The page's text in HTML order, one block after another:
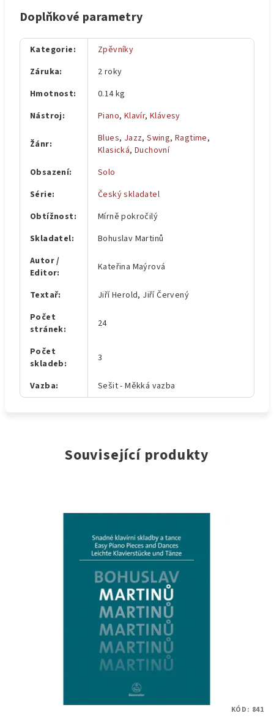
Doplňkové parametry
Kategorie:
Zpěvníky
Záruka:
2 roky
Hmotnost:
0.14 kg
Nástroj: Piano, Klavír,Klávesy
Žánr: Blues, Jazz,Swing,Ragtime,
Klasická,Duchovní
Obsazení:
Solo
Série:
Český skladatel
Obtížnost:
Mírně pokročilý
Skladatel:
Bohuslav Martinů
Autor /
Editor: Kateřina Maýrová
Textař:
Jiří Herold, Jiří Červený
Počet
stránek: 24
Počet
skladeb: 3
Vazba: Sešit - Měkká vazba
Související produkty
KÓD: 841